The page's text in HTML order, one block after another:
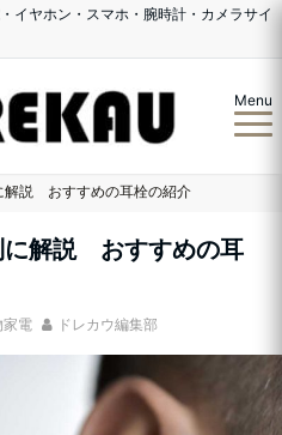
イヤホン・スマホ・腕時計・カメラサイ
Menu
解説 おすすめの耳栓の紹介
に解説 おすすめの耳
家電 ドレカウ編集部